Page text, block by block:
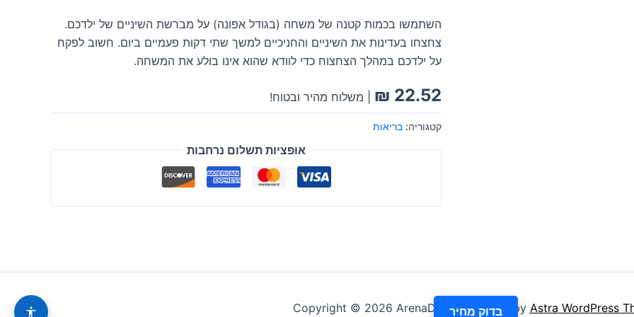
השתמשו בכמות קטנה של משחה (בגודל אפונה) על מברשת השיניים של ילדכם.
צחצחו בעדינות את השיניים והחניכיים למשך שתי דקות פעמיים ביום. חשוב לפקח
על ילדכם במהלך הצחצוח כדי לוודא שהוא אינו בולע את המשחה.
₪ 22.52 | משלוח מהיר ובטוח!
קטגוריה: בריאות
אופציות תשלום נרחבות
Copyright © 2026 ArenaDeal | Powered by Astra WordPress בדוק מחיר